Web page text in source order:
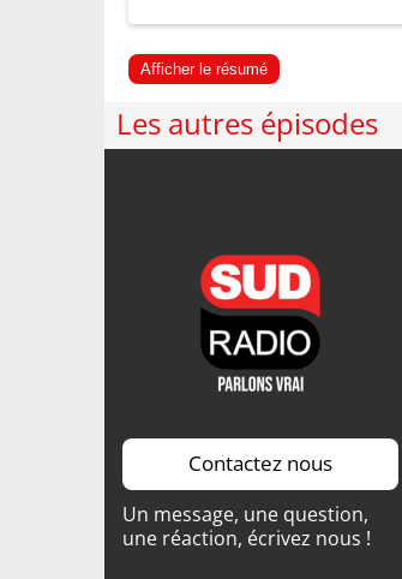
Afficher le résumé
Les autres épisodes
Contactez nous
Un message, une question,
une réaction, écrivez nous !